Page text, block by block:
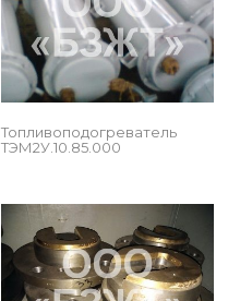
Топливоподогреватель
ТЭМ2У.10.85.000